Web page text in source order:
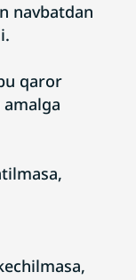
navbatdan
qaror